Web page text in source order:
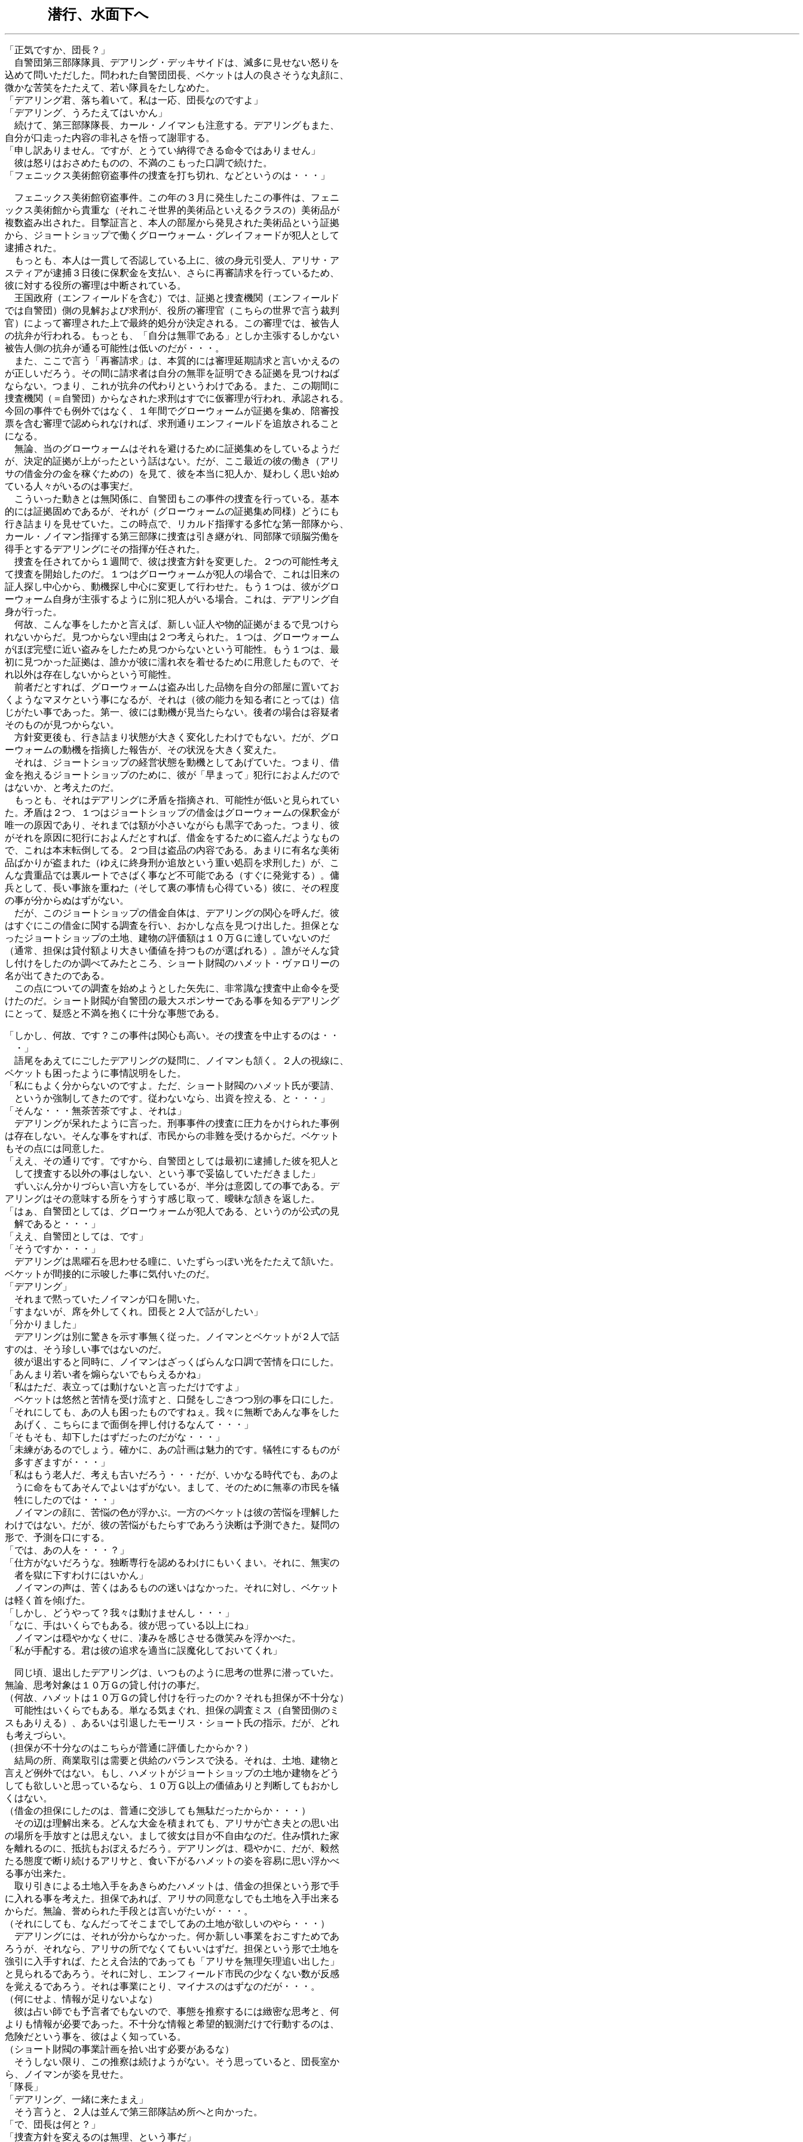
潜行、水面下へ
「正気ですか、団長？」
自警団第三部隊隊員、デアリング・デッキサイドは、滅多に見せない怒りを
込めて問いただした。問われた自警団団長、ベケットは人の良さそうな丸顔に、
微かな苦笑をたたえて、若い隊員をたしなめた。
「デアリング君、落ち着いて。私は一応、団長なのですよ」
「デアリング、うろたえてはいかん」
続けて、第三部隊隊長、カール・ノイマンも注意する。デアリングもまた、
自分が口走った内容の非礼さを悟って謝罪する。
「申し訳ありません。ですが、とうてい納得できる命令ではありません」
彼は怒りはおさめたものの、不満のこもった口調で続けた。
「フェニックス美術館窃盗事件の捜査を打ち切れ、などというのは・・・」
フェニックス美術館窃盗事件。この年の３月に発生したこの事件は、フェニ
ックス美術館から貴重な（それこそ世界的美術品といえるクラスの）美術品が
複数盗み出された。目撃証言と、本人の部屋から発見された美術品という証拠
から、ジョートショップで働くグローウォーム・グレイフォードが犯人として
逮捕された。
もっとも、本人は一貫して否認している上に、彼の身元引受人、アリサ・ア
スティアが逮捕３日後に保釈金を支払い、さらに再審請求を行っているため、
彼に対する役所の審理は中断されている。
王国政府（エンフィールドを含む）では、証拠と捜査機関（エンフィールド
では自警団）側の見解および求刑が、役所の審理官（こちらの世界で言う裁判
官）によって審理された上で最終的処分が決定される。この審理では、被告人
の抗弁が行われる。もっとも、「自分は無罪である」としか主張するしかない
被告人側の抗弁が通る可能性は低いのだが・・・。
また、ここで言う「再審請求」は、本質的には審理延期請求と言いかえるの
が正しいだろう。その間に請求者は自分の無罪を証明できる証拠を見つけねば
ならない。つまり、これが抗弁の代わりというわけである。また、この期間に
捜査機関（＝自警団）からなされた求刑はすでに仮審理が行われ、承認される。
今回の事件でも例外ではなく、１年間でグローウォームが証拠を集め、陪審投
票を含む審理で認められなければ、求刑通りエンフィールドを追放されること
になる。
無論、当のグローウォームはそれを避けるために証拠集めをしているようだ
が、決定的証拠が上がったという話はない。だが、ここ最近の彼の働き（アリ
サの借金分の金を稼ぐための）を見て、彼を本当に犯人か、疑わしく思い始め
ている人々がいるのは事実だ。
こういった動きとは無関係に、自警団もこの事件の捜査を行っている。基本
的には証拠固めであるが、それが（グローウォームの証拠集め同様）どうにも
行き詰まりを見せていた。この時点で、リカルド指揮する多忙な第一部隊から、
カール・ノイマン指揮する第三部隊に捜査は引き継がれ、同部隊で頭脳労働を
得手とするデアリングにその指揮が任された。
捜査を任されてから１週間で、彼は捜査方針を変更した。２つの可能性考え
て捜査を開始したのだ。１つはグローウォームが犯人の場合で、これは旧来の
証人探し中心から、動機探し中心に変更して行わせた。もう１つは、彼がグロ
ーウォーム自身が主張するように別に犯人がいる場合。これは、デアリング自
身が行った。
何故、こんな事をしたかと言えば、新しい証人や物的証拠がまるで見つけら
れないからだ。見つからない理由は２つ考えられた。１つは、グローウォーム
がほぼ完璧に近い盗みをしたため見つからないという可能性。もう１つは、最
初に見つかった証拠は、誰かが彼に濡れ衣を着せるために用意したもので、そ
れ以外は存在しないからという可能性。
前者だとすれば、グローウォームは盗み出した品物を自分の部屋に置いてお
くようなマヌケという事になるが、それは（彼の能力を知る者にとっては）信
じがたい事であった。第一、彼には動機が見当たらない。後者の場合は容疑者
そのものが見つからない。
方針変更後も、行き詰まり状態が大きく変化したわけでもない。だが、グロ
ーウォームの動機を指摘した報告が、その状況を大きく変えた。
それは、ジョートショップの経営状態を動機としてあげていた。つまり、借
金を抱えるジョートショップのために、彼が「早まって」犯行におよんだので
はないか、と考えたのだ。
もっとも、それはデアリングに矛盾を指摘され、可能性が低いと見られてい
た。矛盾は２つ、１つはジョートショップの借金はグローウォームの保釈金が
唯一の原因であり、それまでは額が小さいながらも黒字であった。つまり、彼
がそれを原因に犯行におよんだとすれば、借金をするために盗んだようなもの
で、これは本末転倒してる。２つ目は盗品の内容である。あまりに有名な美術
品ばかりが盗まれた（ゆえに終身刑か追放という重い処罰を求刑した）が、こ
んな貴重品では裏ルートでさばく事など不可能である（すぐに発覚する）。傭
兵として、長い事旅を重ねた（そして裏の事情も心得ている）彼に、その程度
の事が分からぬはずがない。
だが、このジョートショップの借金自体は、デアリングの関心を呼んだ。彼
はすぐにこの借金に関する調査を行い、おかしな点を見つけ出した。担保とな
ったジョートショップの土地、建物の評価額は１０万Ｇに達していないのだ
（通常、担保は貸付額より大きい価値を持つものが選ばれる）。誰がそんな貸
し付けをしたのか調べてみたところ、ショート財閥のハメット・ヴァロリーの
名が出てきたのである。
この点についての調査を始めようとした矢先に、非常識な捜査中止命令を受
けたのだ。ショート財閥が自警団の最大スポンサーである事を知るデアリング
にとって、疑惑と不満を抱くに十分な事態である。
「しかし、何故、です？この事件は関心も高い。その捜査を中止するのは・・
・」
語尾をあえてにごしたデアリングの疑問に、ノイマンも頷く。２人の視線に、
ベケットも困ったように事情説明をした。
「私にもよく分からないのですよ。ただ、ショート財閥のハメット氏が要請、
というか強制してきたのです。従わないなら、出資を控える、と・・・」
「そんな・・・無茶苦茶ですよ、それは」
デアリングが呆れたように言った。刑事事件の捜査に圧力をかけられた事例
は存在しない。そんな事をすれば、市民からの非難を受けるからだ。ベケット
もその点には同意した。
「ええ、その通りです。ですから、自警団としては最初に逮捕した彼を犯人と
して捜査する以外の事はしない、という事で妥協していただきました」
ずいぶん分かりづらい言い方をしているが、半分は意図しての事である。デ
アリングはその意味する所をうすうす感じ取って、曖昧な頷きを返した。
「はぁ、自警団としては、グローウォームが犯人である、というのが公式の見
解であると・・・」
「ええ、自警団としては、です」
「そうですか・・・」
デアリングは黒曜石を思わせる瞳に、いたずらっぽい光をたたえて頷いた。
ベケットが間接的に示唆した事に気付いたのだ。
「デアリング」
それまで黙っていたノイマンが口を開いた。
「すまないが、席を外してくれ。団長と２人で話がしたい」
「分かりました」
デアリングは別に驚きを示す事無く従った。ノイマンとベケットが２人で話
すのは、そう珍しい事ではないのだ。
彼が退出すると同時に、ノイマンはざっくばらんな口調で苦情を口にした。
「あんまり若い者を煽らないでもらえるかね」
「私はただ、表立っては動けないと言っただけですよ」
ベケットは悠然と苦情を受け流すと、口髭をしごきつつ別の事を口にした。
「それにしても、あの人も困ったものですねぇ。我々に無断であんな事をした
あげく、こちらにまで面倒を押し付けるなんて・・・」
「そもそも、却下したはずだったのだがな・・・」
「未練があるのでしょう。確かに、あの計画は魅力的です。犠牲にするものが
多すぎますが・・・」
「私はもう老人だ、考えも古いだろう・・・だが、いかなる時代でも、あのよ
うに命をもてあそんでよいはずがない。まして、そのために無辜の市民を犠
牲にしたのでは・・・」
ノイマンの顔に、苦悩の色が浮かぶ。一方のベケットは彼の苦悩を理解した
わけではない。だが、彼の苦悩がもたらすであろう決断は予測できた。疑問の
形で、予測を口にする。
「では、あの人を・・・？」
「仕方がないだろうな。独断専行を認めるわけにもいくまい。それに、無実の
者を獄に下すわけにはいかん」
ノイマンの声は、苦くはあるものの迷いはなかった。それに対し、ベケット
は軽く首を傾げた。
「しかし、どうやって？我々は動けませんし・・・」
「なに、手はいくらでもある。彼が思っている以上にね」
ノイマンは穏やかなくせに、凄みを感じさせる微笑みを浮かべた。
「私が手配する。君は彼の追求を適当に誤魔化しておいてくれ」
同じ頃、退出したデアリングは、いつものように思考の世界に潜っていた。
無論、思考対象は１０万Ｇの貸し付けの事だ。
（何故、ハメットは１０万Ｇの貸し付けを行ったのか？それも担保が不十分な）
可能性はいくらでもある。単なる気まぐれ、担保の調査ミス（自警団側のミ
スもありえる）、あるいは引退したモーリス・ショート氏の指示。だが、どれ
も考えづらい。
（担保が不十分なのはこちらが普通に評価したからか？）
結局の所、商業取引は需要と供給のバランスで決る。それは、土地、建物と
言えど例外ではない。もし、ハメットがジョートショップの土地か建物をどう
しても欲しいと思っているなら、１０万Ｇ以上の価値ありと判断してもおかし
くはない。
（借金の担保にしたのは、普通に交渉しても無駄だったからか・・・）
その辺は理解出来る。どんな大金を積まれても、アリサが亡き夫との思い出
の場所を手放すとは思えない。まして彼女は目が不自由なのだ。住み慣れた家
を離れるのに、抵抗もおぼえるだろう。デアリングは、穏やかに、だが、毅然
たる態度で断り続けるアリサと、食い下がるハメットの姿を容易に思い浮かべ
る事が出来た。
取り引きによる土地入手をあきらめたハメットは、借金の担保という形で手
に入れる事を考えた。担保であれば、アリサの同意なしでも土地を入手出来る
からだ。無論、誉められた手段とは言いがたいが・・・。
（それにしても、なんだってそこまでしてあの土地が欲しいのやら・・・）
デアリングには、それが分からなかった。何か新しい事業をおこすためであ
ろうが、それなら、アリサの所でなくてもいいはずだ。担保という形で土地を
強引に入手すれば、たとえ合法的であっても「アリサを無理矢理追い出した」
と見られるであろう。それに対し、エンフィールド市民の少なくない数が反感
を覚えるであろう。それは事業にとり、マイナスのはずなのだが・・・。
（何にせよ、情報が足りないよな）
彼は占い師でも予言者でもないので、事態を推察するには緻密な思考と、何
よりも情報が必要であった。不十分な情報と希望的観測だけで行動するのは、
危険だという事を、彼はよく知っている。
（ショート財閥の事業計画を拾い出す必要があるな）
そうしない限り、この推察は続けようがない。そう思っていると、団長室か
ら、ノイマンが姿を見せた。
「隊長」
「デアリング、一緒に来たまえ」
そう言うと、２人は並んで第三部隊詰め所へと向かった。
「で、団長は何と？」
「捜査方針を変えるのは無理、という事だ」